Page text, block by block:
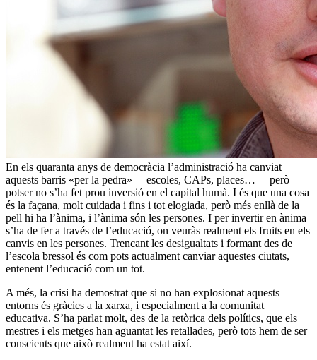
En els quaranta anys de democràcia l’administració ha canviat
aquests barris «per la pedra» —escoles, CAPs, places…— però
potser no s’ha fet prou inversió en el capital humà. I és que una cosa
és la façana, molt cuidada i fins i tot elogiada, però més enllà de la
pell hi ha l’ànima, i l’ànima són les persones. I per invertir en ànima
s’ha de fer a través de l’educació, on veuràs realment els fruits en els
canvis en les persones. Trencant les desigualtats i formant des de
l’escola bressol és com pots actualment canviar aquestes ciutats,
entenent l’educació com un tot.
A més, la crisi ha demostrat que si no han explosionat aquests
entorns és gràcies a la xarxa, i especialment a la comunitat
educativa. S’ha parlat molt, des de la retòrica dels polítics, que els
mestres i els metges han aguantat les retallades, però tots hem de ser
conscients que això realment ha estat així.